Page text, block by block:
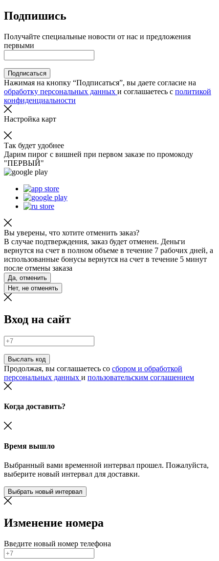
Подпишись
Получайте специальные новости от нас и предложения
первыми
Подписаться
Нажимая на кнопку “Подписаться”, вы даете согласие на
обработку персональных данных и соглашаетесь с политикой
конфиденциальности
Настройка карт
Так будет удобнее
Дарим пирог с вишней при первом заказе по промокоду
"ПЕРВЫЙ"
Вы уверены, что хотите отменить заказ?
В случае подтверждения, заказ будет отменен. Деньги
вернутся на счет в полном объеме в течение 7 рабочих дней, а
использованные бонусы вернутся на счет в течение 5 минут
после отмены заказа
Да, отменить
Нет, не отменять
Вход на сайт
Выслать код
Продолжая, вы соглашаетесь со сбором и обработкой
персональных данных и пользовательским соглашением
Когда доставить?
Время вышло
Выбранный вами временной интервал прошел. Пожалуйста,
выберите новый интервал для доставки.
Выбрать новый интервал
Изменение номера
Введите новый номер телефона